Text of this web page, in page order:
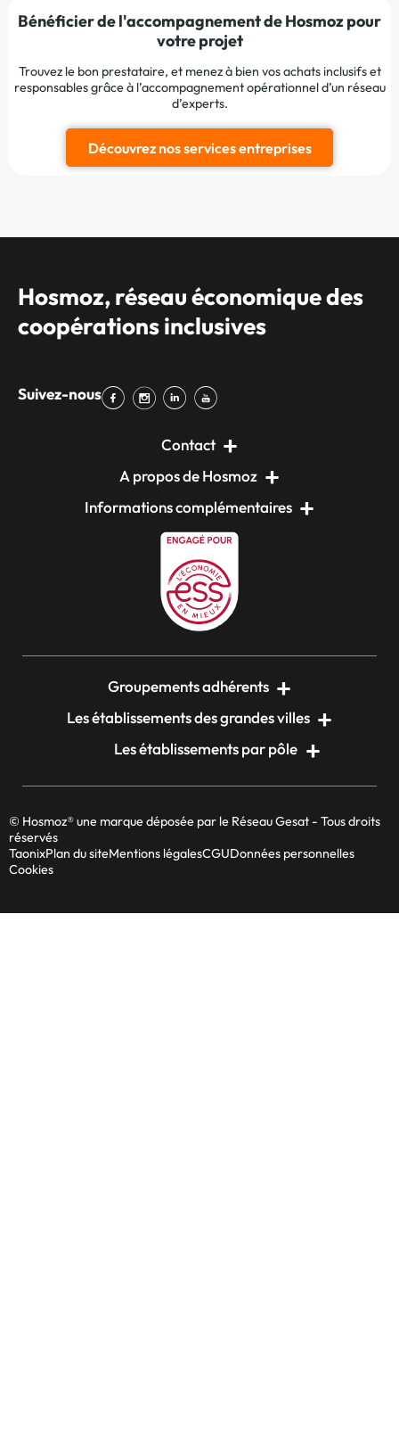
Bénéficier de l'accompagnement de Hosmoz pour
votre projet
Trouvez le bon prestataire, et menez à bien vos achats inclusifs et
responsables grâce à l’accompagnement opérationnel d’un réseau
d’experts.
Découvrez nos services entreprises
Hosmoz, réseau économique des
coopérations inclusives
Suivez-nous
Contact
A propos de Hosmoz
Informations complémentaires
Groupements adhérents
Les établissements des grandes villes
Les établissements par pôle
© Hosmoz® une marque déposée par le Réseau Gesat - Tous droits
réservés
TaonixPlan du siteMentions légalesCGUDonnées personnelles
Cookies